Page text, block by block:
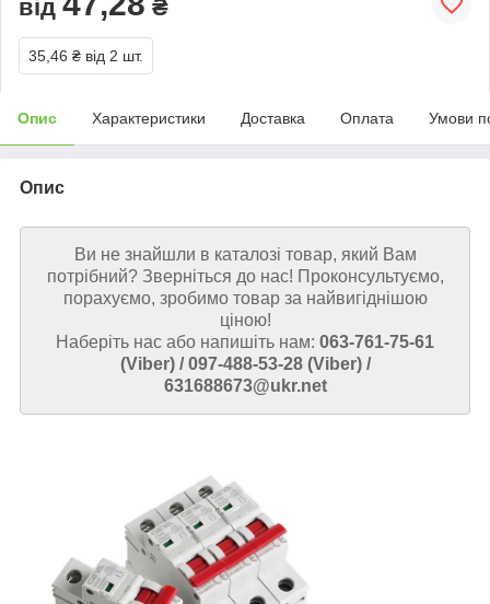
від ₴
35,46 ₴ від 2 шт.
Опис Характеристики Доставка Оплата Умови
Опис
Ви не знайшли в каталозі товар, який Вам
потрібний? Зверніться до нас! Проконсультуємо,
порахуємо, зробимо товар за найвигіднішою
ціною!
Наберіть нас або напишіть нам: 063-761-75-61
(Viber) / 097-488-53-28 (Viber) /
631688673@ukr.net